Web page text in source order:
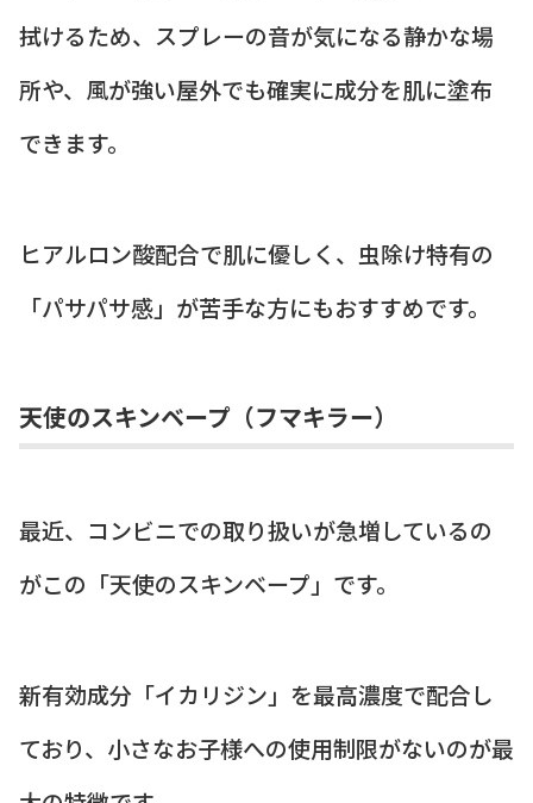
拭けるため、スプレーの音が気になる静かな場
所や、風が強い屋外でも確実に成分を肌に塗布
できます。
ヒアルロン酸配合で肌に優しく、虫除け特有の
「パサパサ感」が苦手な方にもおすすめです。
天使のスキンベープ（フマキラー）
最近、コンビニでの取り扱いが急増しているの
がこの「天使のスキンベープ」です。
新有効成分「イカリジン」を最高濃度で配合し
ており、小さなお子様への使用制限がないのが最